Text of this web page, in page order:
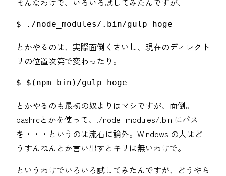
$ ./node_modules/.bin/gulp hoge
とかやるのは、実際面倒くさいし、現在のディレクト
リの位置次第で変わったり。
$ $(npm bin)/gulp hoge
とかやるのも最初の奴よりはマシですが、面倒。
bashrcとかを使って、./node_modules/.bin にパス
を・・・というのは流石に論外。Windows の人はど
うすんねんとか言い出すとキリは無いわけで。
というわけでいろいろ試してみたんですが、どうやら